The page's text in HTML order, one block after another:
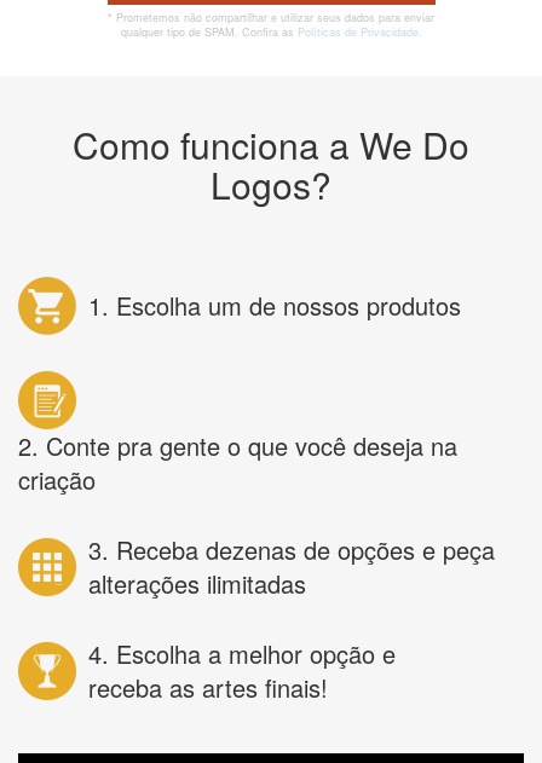
* Prometemos não compartilhar e utilizar seus dados para enviar
qualquer tipo de SPAM. Confira as Políticas de Privacidade.
Como funciona a We Do
Logos?
1. Escolha um de nossos produtos
2. Conte pra gente o que você deseja na
criação
3. Receba dezenas de opções e peça
alterações ilimitadas
4. Escolha a melhor opção e
receba as artes finais!